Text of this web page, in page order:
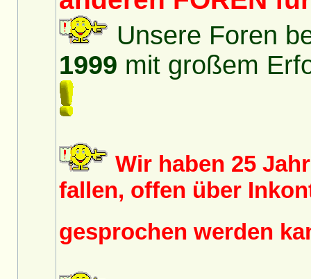
Unsere Foren
1999 mit großem
Wir haben 25
fallen, offen über
gesprochen werden